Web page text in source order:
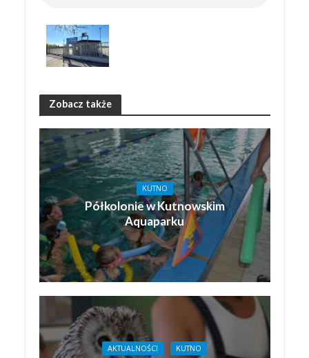
Zobacz także
KUTNO
Półkolonie w Kutnowskim
Aquaparku
AKTUALNOŚCI KUTNO